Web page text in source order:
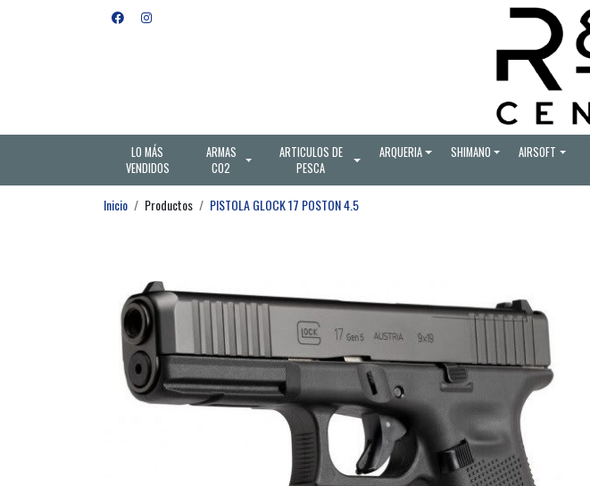
LO MÁS
VENDIDOS
ARMAS
CO2
ARTICULOS DE
PESCA
ARQUERIA SHIMANO AIRSOFT
Inicio Productos PISTOLA GLOCK 17 POSTON 4.5